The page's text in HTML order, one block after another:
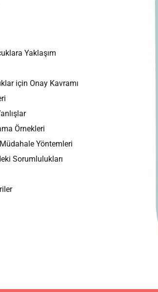
Yaklaşım
için Onay Kavramı
Örnekleri
Yöntemleri
Sorumlulukları